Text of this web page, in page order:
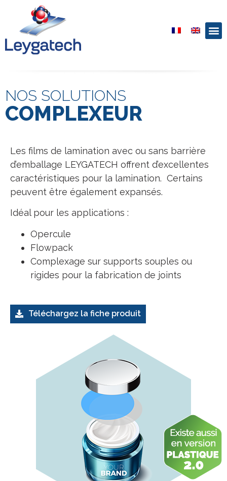
NOS SOLUTIONS
COMPLEXEUR
Les films de lamination avec ou sans barrière
d’emballage LEYGATECH offrent d’excellentes
caractéristiques pour la lamination. Certains
peuvent être également expansés.
Idéal pour les applications :
Opercule
Flowpack
Complexage sur supports souples ou
rigides pour la fabrication de joints
Téléchargez la fiche produit